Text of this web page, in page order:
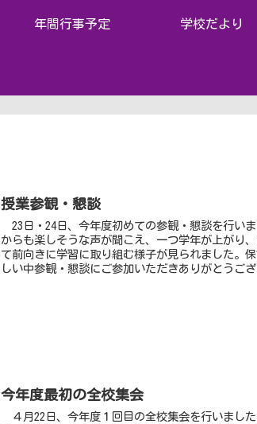
年間行事予定 学校だより
授業参観・懇談
23日・24日、今年度初めての参観・懇談を行い
からも楽しそうな声が聞こえ、一つ学年が上がり
て前向きに学習に取り組む様子が見られました。
しい中参観・懇談にご参加いただきありがとうご
今年度最初の全校集会
４月22日、今年度１回目の全校集会を行いまし